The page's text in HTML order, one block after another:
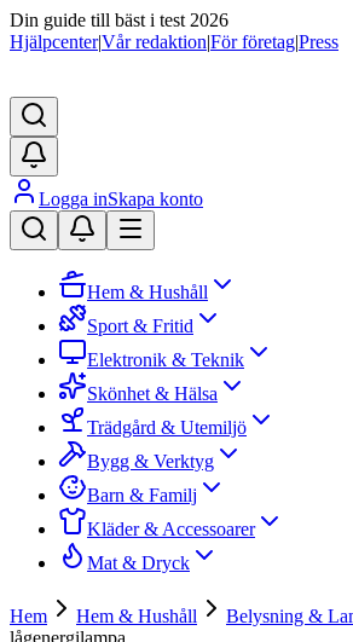
Din guide till bäst i test 2026
Hjälpcenter|Vår redaktion|För företag|Press
Logga inSkapa konto
Hem & Hushåll
Sport & Fritid
Elektronik & Teknik
Skönhet & Hälsa
Trädgård & Utemiljö
Bygg & Verktyg
Barn & Familj
Kläder & Accessoarer
Mat & Dryck
Hem Hem & Hushåll
Belysning &
lågenergilampa